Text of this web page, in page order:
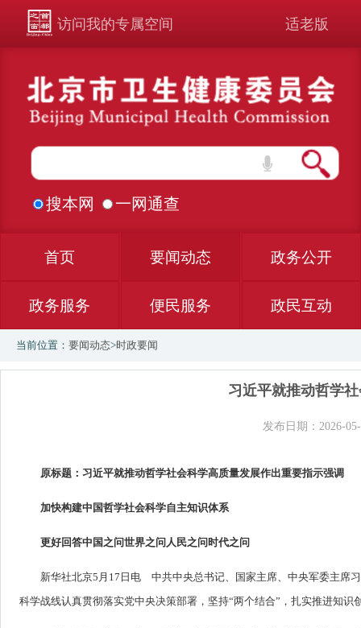
访问我的专属空间 适老版
搜本网 一网通查
首页 要闻动态 政务公开
政务服务 便民服务 政民互动
当前位置： 要闻动态>时政要闻
习近平就推动哲学
发布日期：2026-
原标题：习近平就推动哲学社会科学高质量发展作出重要指示强调
加快构建中国哲学社会科学自主知识体系
更好回答中国之问世界之问人民之问时代之问
新华社北京5月17日电 中共中央总书记、国家主席、中央军委主席
科学战线认真贯彻落实党中央决策部署，坚持“两个结合”，扎实推进知